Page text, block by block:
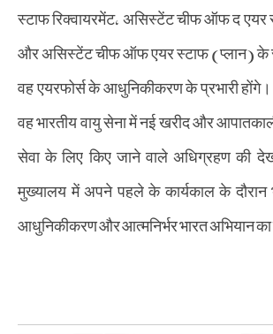
स्टाफ रिक्वायरमेंट, असिस्टेंट चीफ ऑफ द
और असिस्टेंट चीफ ऑफ एयर स्टाफ (प्लान) के
वह एयरफोर्स के आधुनिकीकरण के प्रभारी
वह भारतीय वायु सेना में नई खरीद और
सेवा के लिए किए जाने वाले अधिग्रहण की
मुख्यालय में अपने पहले के कार्यकाल के दौरान
आधुनिकीकरण और आत्मनिर्भर भारत अभियान का